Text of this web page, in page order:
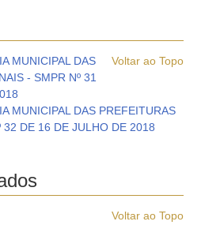
Voltar ao Topo
MUNICIPAL DAS
- SMPR Nº 31
MUNICIPAL DAS PREFEITURAS
32 DE 16 DE JULHO DE 2018
Voltar ao Topo